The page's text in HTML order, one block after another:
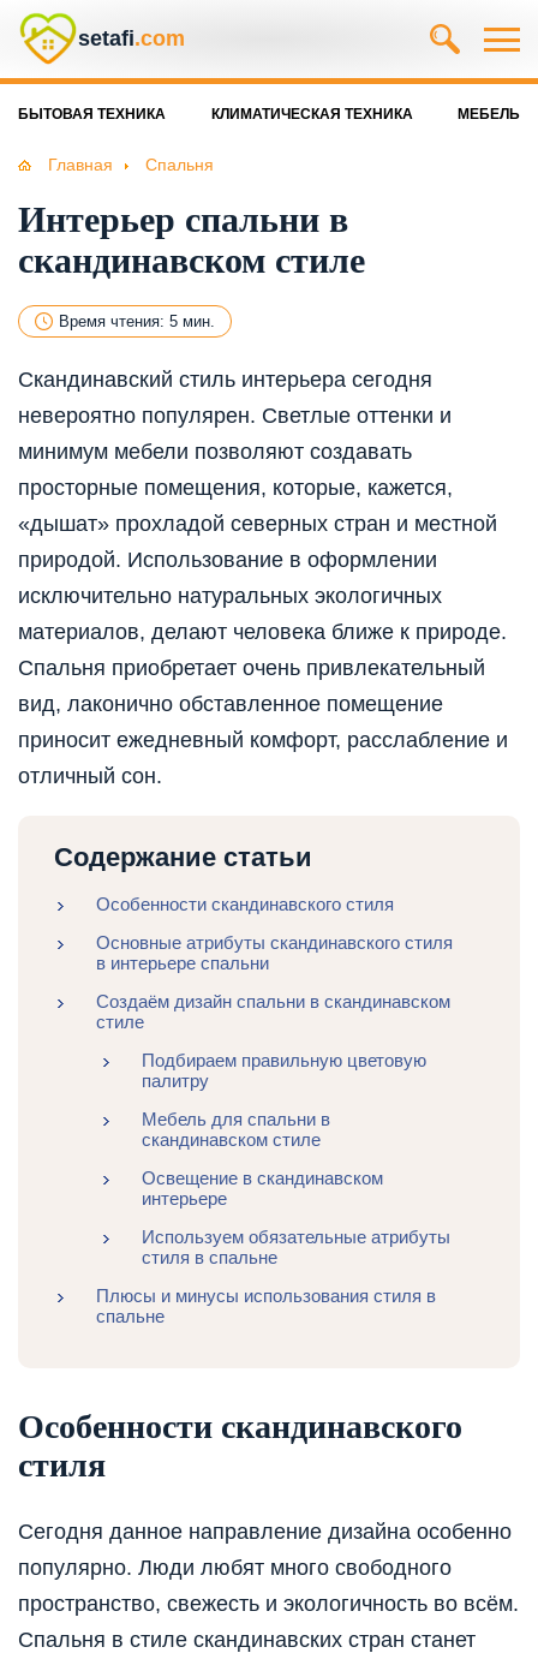
setafi.com
БЫТОВАЯ ТЕХНИКА КЛИМАТИЧЕСКАЯ ТЕХНИКА МЕБЕЛЬ
Главная Спальня
Интерьер спальни в
скандинавском стиле
Время чтения: 5 мин.
Скандинавский стиль интерьера сегодня
невероятно популярен. Светлые оттенки и
минимум мебели позволяют создавать
просторные помещения, которые, кажется,
«дышат» прохладой северных стран и местной
природой. Использование в оформлении
исключительно натуральных экологичных
материалов, делают человека ближе к природе.
Спальня приобретает очень привлекательный
вид, лаконично обставленное помещение
приносит ежедневный комфорт, расслабление и
отличный сон.
Содержание статьи
Особенности скандинавского стиля
Основные атрибуты скандинавского стиля
в интерьере спальни
Создаём дизайн спальни в скандинавском
стиле
Подбираем правильную цветовую
палитру
Мебель для спальни в
скандинавском стиле
Освещение в скандинавском
интерьере
Используем обязательные атрибуты
стиля в спальне
Плюсы и минусы использования стиля в
спальне
Особенности скандинавского
стиля
Сегодня данное направление дизайна особенно
популярно. Люди любят много свободного
пространство, свежесть и экологичность во всём.
Спальня в стиле скандинавских стран станет